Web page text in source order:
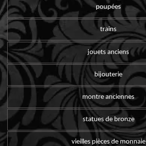
poupées
trains
jouets anciens
bijouterie
montre anciennes
statues de bronze
vieilles pièces de monnaie